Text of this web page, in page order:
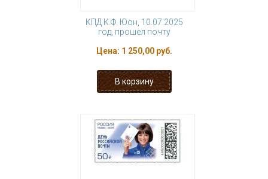
КПД К.Ф. Юон, 10.07.2025
год, прошел почту
Цена: 1 250,00 руб.